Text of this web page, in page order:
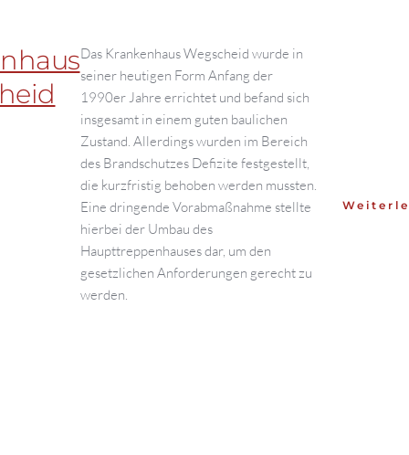
Das Krankenhaus Wegscheid wurde in
seiner heutigen Form Anfang der
1990er Jahre errichtet und befand sich
insgesamt in einem guten baulichen
Zustand. Allerdings wurden im Bereich
des Brandschutzes Defizite festgestellt,
die kurzfristig behoben werden mussten.
Eine dringende Vorabmaßnahme stellte
hierbei der Umbau des
Haupttreppenhauses dar, um den
gesetzlichen Anforderungen gerecht zu
werden.